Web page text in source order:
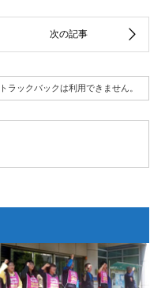
トラックバックは利用できません。